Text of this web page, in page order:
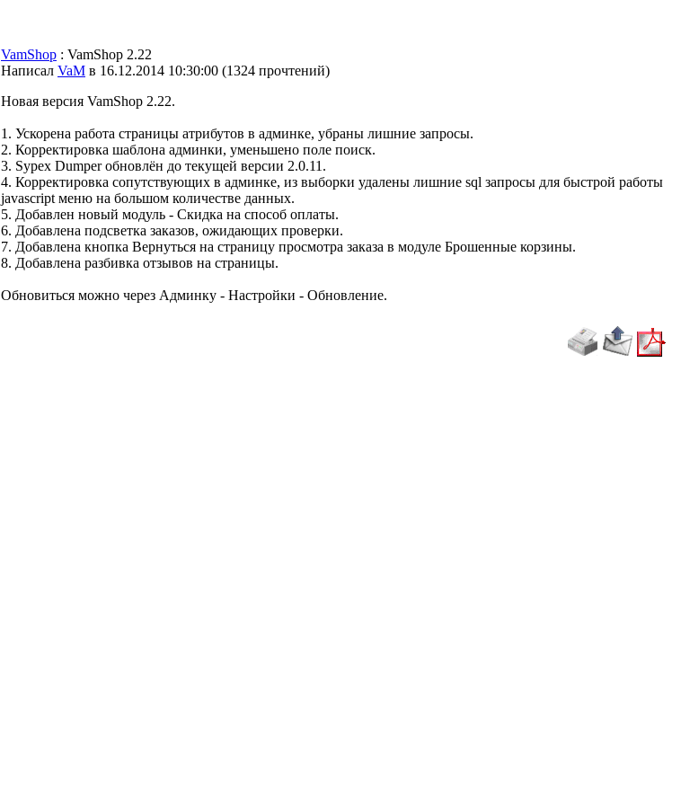
VamShop : VamShop 2.22
Написал VaM в 16.12.2014 10:30:00 (1324 прочтений)
Новая версия VamShop 2.22.
1. Ускорена работа страницы атрибутов в админке, убраны лишние запросы.
2. Корректировка шаблона админки, уменьшено поле поиск.
3. Sypex Dumper обновлён до текущей версии 2.0.11.
4. Корректировка сопутствующих в админке, из выборки удалены лишние sql запросы для быстрой работы
javascript меню на большом количестве данных.
5. Добавлен новый модуль - Скидка на способ оплаты.
6. Добавлена подсветка заказов, ожидающих проверки.
7. Добавлена кнопка Вернуться на страницу просмотра заказа в модуле Брошенные корзины.
8. Добавлена разбивка отзывов на страницы.
Обновиться можно через Админку - Настройки - Обновление.